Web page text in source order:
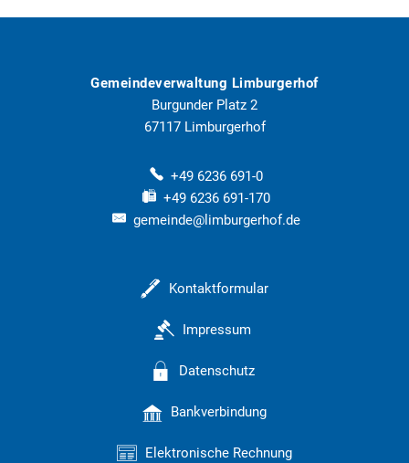
Gemeindeverwaltung Limburgerhof
Burgunder Platz 2
67117 Limburgerhof
+49 6236 691-0
+49 6236 691-170
gemeinde@limburgerhof.de
Kontaktformular
Impressum
Datenschutz
Bankverbindung
Elektronische Rechnung